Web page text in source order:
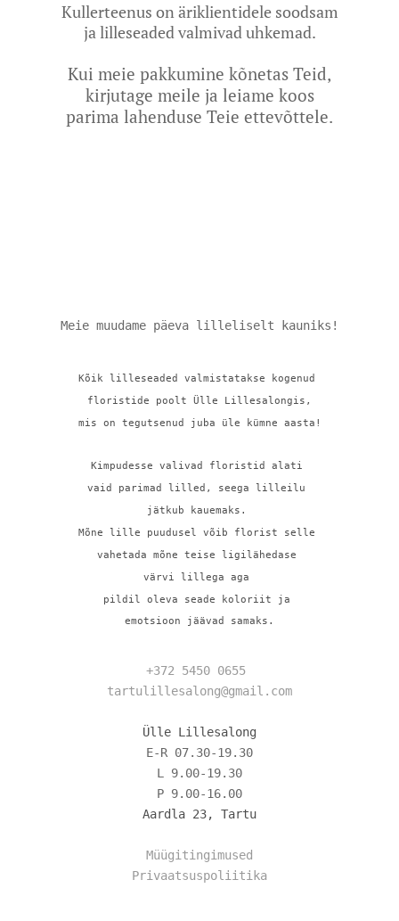
Kullerteenus on äriklientidele soodsam
ja lilleseaded valmivad uhkemad.
Kui meie pakkumine kõnetas Teid,
kirjutage meile ja leiame koos
parima lahenduse Teie ettevõttele.
Meie muudame päeva lilleliselt kauniks!
Kõik lilleseaded valmistatakse kogenud
floristide poolt Ülle Lillesalongis,
mis on tegutsenud juba üle kümne aasta!
Kimpudesse valivad floristid alati
vaid parimad lilled, seega lilleilu
jätkub kauemaks.
Mõne lille puudusel võib florist selle
vahetada mõne teise ligilähedase
värvi lillega aga
pildil oleva seade koloriit ja
emotsioon jäävad samaks.
+372 5450 0655
tartulillesalong@gmail.com
Ülle Lillesalong
E-R 07.30-19.30
L 9.00-19.30
Aardla 23, Tartu
Müügitingimused
Privaatsuspoliitika